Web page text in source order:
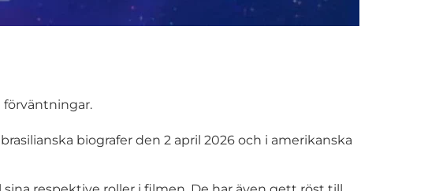
förväntningar.
biografer den 2 april 2026 och i amerikanska